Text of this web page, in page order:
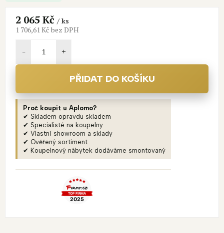
2 065 Kč/ ks
1 706,61 Kč bez DPH
PŘIDAT DO KOŠÍKU
Proč koupit u Aplomo?
✔ Skladem opravdu skladem
✔ Specialisté na koupelny
✔ Vlastní showroom a sklady
✔ Ověřený sortiment
✔ Koupelnový nábytek dodáváme smontovaný